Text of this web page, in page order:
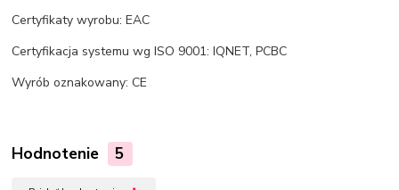
Certyfikaty wyrobu: EAC
Certyfikacja systemu wg ISO 9001: IQNET, PCBC
Wyrób oznakowany: CE
Hodnotenie 5